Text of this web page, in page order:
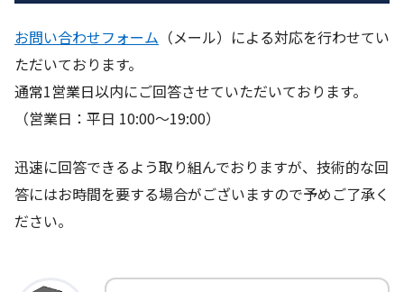
お問い合わせフォーム （メール）による対応を行わせてい
ただいております。
通常1営業日以内にご回答させていただいております。
（営業日：平日 10:00～19:00）
迅速に回答できるよう取り組んでおりますが、技術的な回
答にはお時間を要する場合がございますので予めご了承く
ださい。